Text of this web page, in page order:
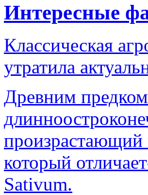
Интересные
Классическая
утратила
Древним предком
который
Sativum.